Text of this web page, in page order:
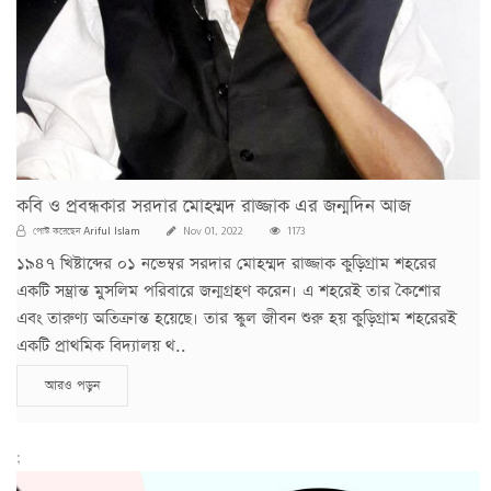
কবি ও প্রবন্ধকার সরদার মোহম্মদ রাজ্জাক এর জন্মদিন আজ
পোস্ট করেছেনAriful Islam Nov 01, 2022 1173
১৯৪৭ খিষ্টাব্দের ০১ নভেম্বর সরদার মোহম্মদ রাজ্জাক কুড়িগ্রাম শহরের
একটি সম্ভ্রান্ত মুসলিম পরিবারে জন্মগ্রহণ করেন। এ শহরেই তার কৈশোর
এবং তারুণ্য অতিক্রান্ত হয়েছে। তার স্কুল জীবন শুরু হয় কুড়িগ্রাম শহরেরই
একটি প্রাথমিক বিদ্যালয় থ..
আরও পড়ুন
;